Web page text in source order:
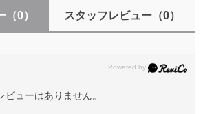
（0） スタッフレビュー（0）
ビューはありません。